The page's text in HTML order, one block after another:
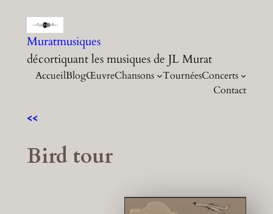
contenu
Muratmusiques
décortiquant les musiques de JL Murat
AccueilBlogŒuvreChansons TournéesConcerts
Contact
<<
Bird tour